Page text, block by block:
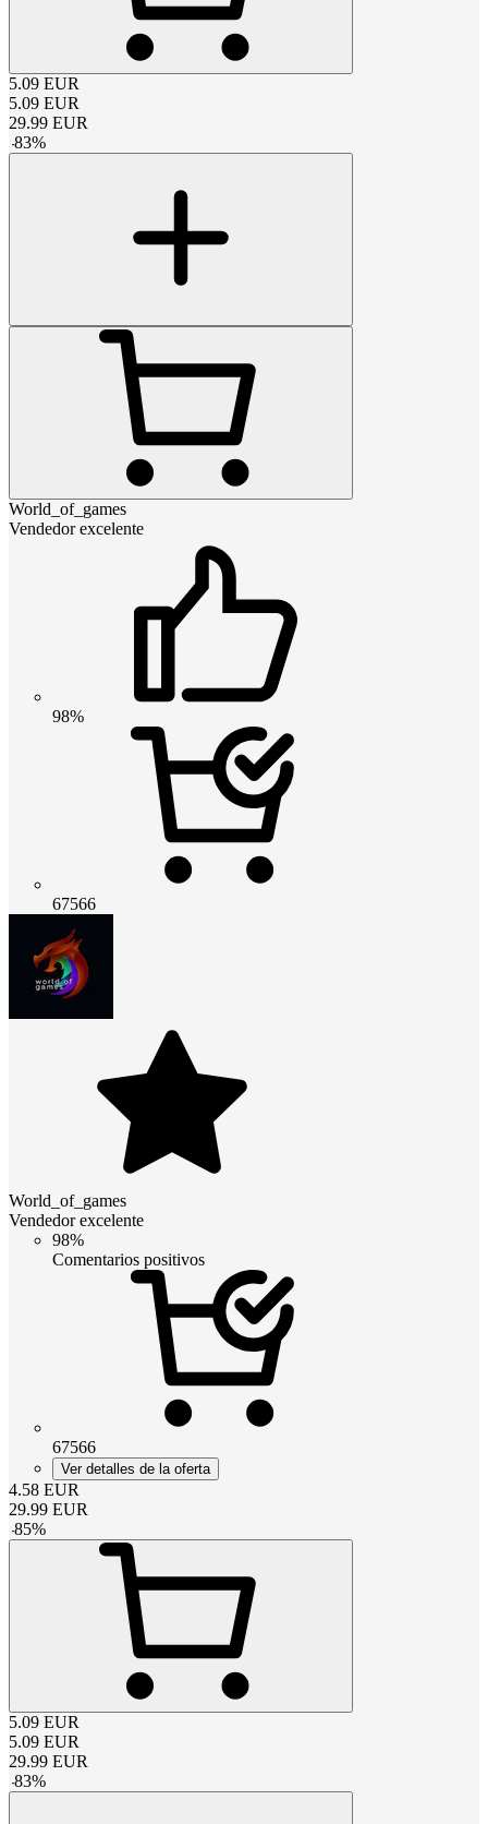
5.09 EUR
5.09 EUR
29.99 EUR
-83%
World_of_games
Vendedor excelente
98%
67566
World_of_games
Vendedor excelente
98%
Comentarios positivos
67566
Ver detalles de la oferta
4.58 EUR
29.99 EUR
-85%
5.09 EUR
5.09 EUR
29.99 EUR
-83%